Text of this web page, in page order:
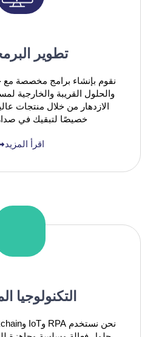
تطوير
نقوم بإنشاء برامج مخصصة مع
والحلول القريبة والخارجية
الازدهار من خلال منتجات
خصيصًا لتبقيك في
اقرأ المزيد
التكنولوجيا